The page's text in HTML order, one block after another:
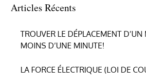
Articles Récents
TROUVER LE DÉPLACEMENT D’UN
MOINS D’UNE MINUTE!
LA FORCE ÉLECTRIQUE (LOI DE